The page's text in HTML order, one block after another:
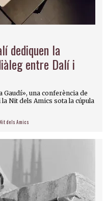
dediquen la
entre Dalí i
una conferència de
Nit dels Amics sota la cúpula
Nit dels Amics